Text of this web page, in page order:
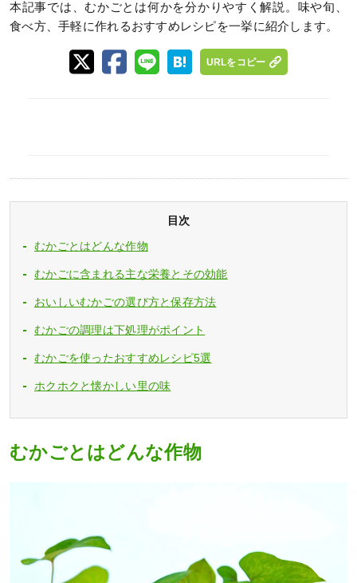
本記事では、むかごとは何かを分かりやすく解説。味や旬、
食べ方、手軽に作れるおすすめレシピを一挙に紹介します。
URLをコピー
目次
むかごとはどんな作物
むかごに含まれる主な栄養とその効能
おいしいむかごの選び方と保存方法
むかごの調理は下処理がポイント
むかごを使ったおすすめレシピ5選
ホクホクと懐かしい里の味
むかごとはどんな作物